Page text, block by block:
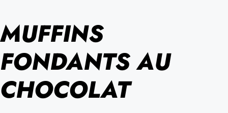
MUFFINS
FONDANTS AU
CHOCOLAT